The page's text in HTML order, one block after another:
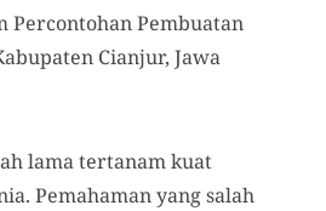
Pembuatan
Cianjur, Jawa
lama tertanam kuat
Pemahaman yang salah